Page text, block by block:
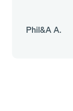
Phil&A A.